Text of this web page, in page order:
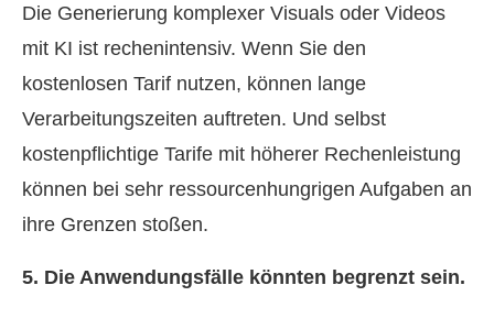
Die Generierung komplexer Visuals oder Videos
mit KI ist rechenintensiv. Wenn Sie den
kostenlosen Tarif nutzen, können lange
Verarbeitungszeiten auftreten. Und selbst
kostenpflichtige Tarife mit höherer Rechenleistung
können bei sehr ressourcenhungrigen Aufgaben an
ihre Grenzen stoßen.
5. Die Anwendungsfälle könnten begrenzt sein.